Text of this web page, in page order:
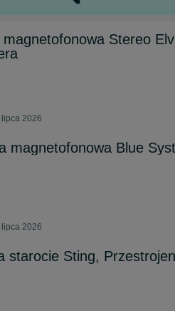
magnetofonowa Stereo
2026
magnetofonowa Blue
2026
starocie Sting,